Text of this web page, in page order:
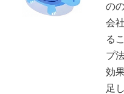
の
会
る
プ
効
足